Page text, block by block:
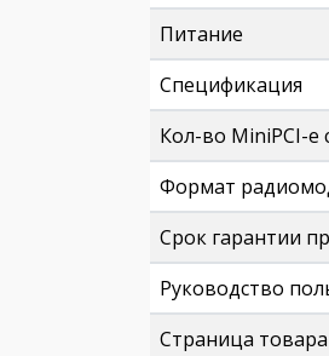
Питание
Спецификация
Кол-во MiniPCI-e
Формат
Срок гарантии
Руководство
Страница